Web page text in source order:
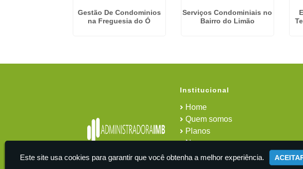
Gestão De Condominios
na Freguesia do Ó
Serviços Condominiais no
Bairro do Limão
Institucional
Home
Quem somos
Planos
News
Área do cliente
Este site usa cookies para garantir que você obtenha a melhor experiência.